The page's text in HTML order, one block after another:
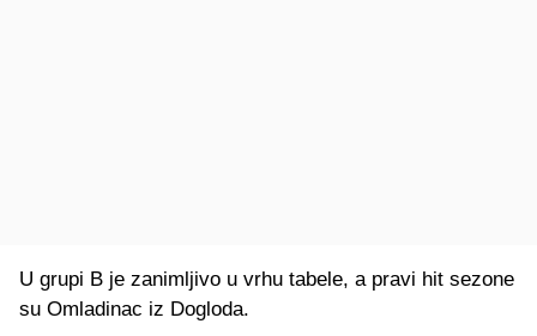
U grupi B je zanimljivo u vrhu tabele, a pravi hit sezone
su Omladinac iz Dogloda.